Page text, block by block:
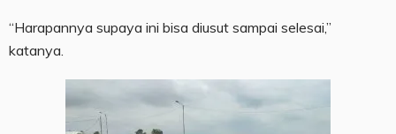
“Harapannya supaya ini bisa diusut sampai selesai,”
katanya.